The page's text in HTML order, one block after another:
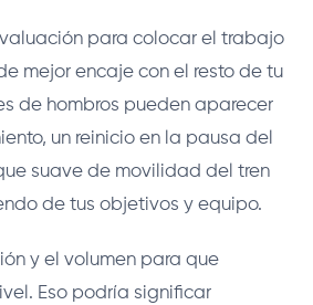
para colocar el trabajo
mejor encaje con el resto de tu
de hombros pueden aparecer
un reinicio en la pausa del
suave de movilidad del tren
de tus objetivos y equipo.
y el volumen para que
Eso podría significar